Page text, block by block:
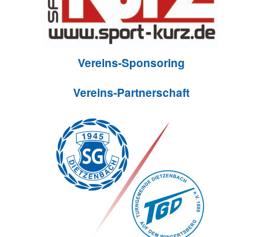
Vereins-Sponsoring
Vereins-Partnerschaft